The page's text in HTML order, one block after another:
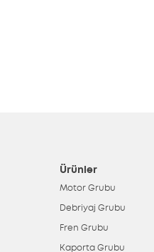
Ürünler
Motor Grubu
Debriyaj Grubu
Fren Grubu
Kaporta Grubu